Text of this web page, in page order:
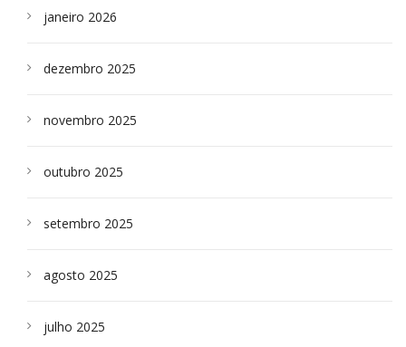
janeiro 2026
dezembro 2025
novembro 2025
outubro 2025
setembro 2025
agosto 2025
julho 2025